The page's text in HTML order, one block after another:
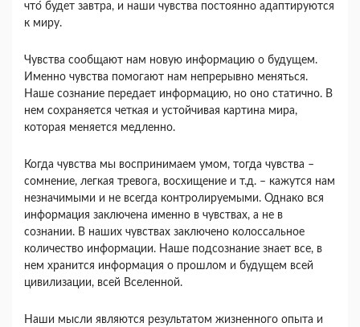
что́ будет завтра, и наши чувства постоянно адаптируются
к миру.
Чувства сообщают нам новую информацию о будущем.
Именно чувства помогают нам непрерывно меняться.
Наше сознание передает информацию, но оно статично. В
нем сохраняется четкая и устойчивая картина мира,
которая меняется медленно.
Когда чувства мы воспринимаем умом, тогда чувства –
сомнение, легкая тревога, восхищение и т.д. – кажутся нам
незначимыми и не всегда контролируемыми. Однако вся
информация заключена именно в чувствах, а не в
сознании. В наших чувствах заключено колоссальное
количество информации. Наше подсознание знает все, в
нем хранится информация о прошлом и будущем всей
цивилизации, всей Вселенной.
Наши мысли являются результатом жизненного опыта и